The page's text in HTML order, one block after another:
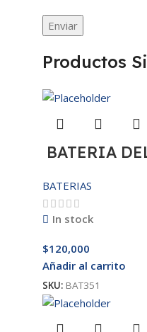
Productos
BATERIA
BATERIAS
In stock
$120,000
Añadir al carrito
SKU: BAT351